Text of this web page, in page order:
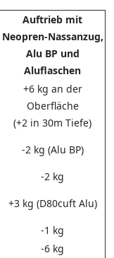
Auftrieb mit
Neopren-Nassanzug,
Alu BP und
Aluflaschen
+6 kg an der
Oberfläche
(+2 in 30m Tiefe)
-2 kg (Alu BP)
-2 kg
+3 kg (D80cuft Alu)
-1 kg
-6 kg